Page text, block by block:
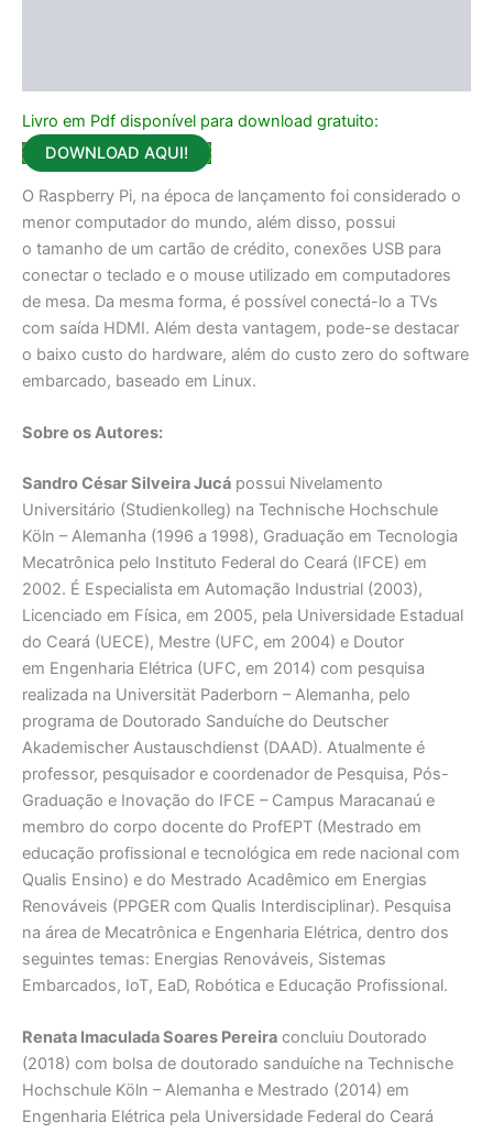
Livro em Pdf disponível para download gratuito:
DOWNLOAD AQUI!
O Raspberry Pi, na época de lançamento foi considerado o
menor computador do mundo, além disso, possui
o tamanho de um cartão de crédito, conexões USB para
conectar o teclado e o mouse utilizado em computadores
de mesa. Da mesma forma, é possível conectá-lo a TVs
com saída HDMI. Além desta vantagem, pode-se destacar
o baixo custo do hardware, além do custo zero do software
embarcado, baseado em Linux.
Sobre os Autores:
Sandro César Silveira Jucá possui Nivelamento
Universitário (Studienkolleg) na Technische Hochschule
Köln – Alemanha (1996 a 1998), Graduação em Tecnologia
Mecatrônica pelo Instituto Federal do Ceará (IFCE) em
2002. É Especialista em Automação Industrial (2003),
Licenciado em Física, em 2005, pela Universidade Estadual
do Ceará (UECE), Mestre (UFC, em 2004) e Doutor
em Engenharia Elétrica (UFC, em 2014) com pesquisa
realizada na Universität Paderborn – Alemanha, pelo
programa de Doutorado Sanduíche do Deutscher
Akademischer Austauschdienst (DAAD). Atualmente é
professor, pesquisador e coordenador de Pesquisa, Pós-
Graduação e Inovação do IFCE – Campus Maracanaú e
membro do corpo docente do ProfEPT (Mestrado em
educação profissional e tecnológica em rede nacional com
Qualis Ensino) e do Mestrado Acadêmico em Energias
Renováveis (PPGER com Qualis Interdisciplinar). Pesquisa
na área de Mecatrônica e Engenharia Elétrica, dentro dos
seguintes temas: Energias Renováveis, Sistemas
Embarcados, IoT, EaD, Robótica e Educação Profissional.
Renata Imaculada Soares Pereira concluiu Doutorado
(2018) com bolsa de doutorado sanduíche na Technische
Hochschule Köln – Alemanha e Mestrado (2014) em
Engenharia Elétrica pela Universidade Federal do Ceará